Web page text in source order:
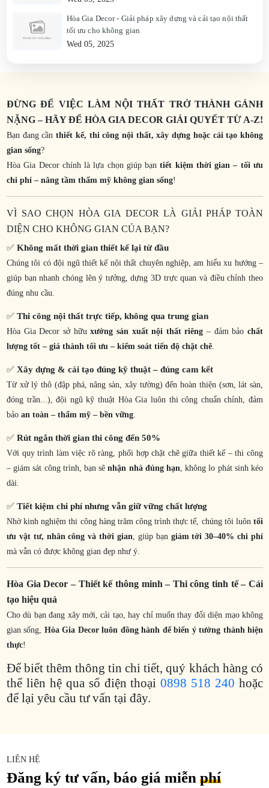
Hòa Gia Decor - Giải pháp xây dựng và cải tạo nội thất
tối ưu cho không gian
Wed 05, 2025
ĐỪNG ĐỂ VIỆC LÀM NỘI THẤT TRỞ THÀNH GÁNH
NẶNG – HÃY ĐỂ HÒA GIA DECOR GIẢI QUYẾT TỪ A-Z!
Bạn đang cần thiết kế, thi công nội thất, xây dựng hoặc cải tạo không
gian sống?
Hòa Gia Decor chính là lựa chọn giúp bạn tiết kiệm thời gian – tối ưu
chi phí – nâng tầm thẩm mỹ không gian sống!
VÌ SAO CHỌN HÒA GIA DECOR LÀ GIẢI PHÁP TOÀN
DIỆN CHO KHÔNG GIAN CỦA BẠN?
✅ Không mất thời gian thiết kế lại từ đầu
Chúng tôi có đội ngũ thiết kế nội thất chuyên nghiệp, am hiểu xu hướng –
giúp bạn nhanh chóng lên ý tưởng, dựng 3D trực quan và điều chỉnh theo
đúng nhu cầu.
✅ Thi công nội thất trực tiếp, không qua trung gian
Hòa Gia Decor sở hữu xưởng sản xuất nội thất riêng– đảm bảo chất
lượng tốt – giá thành tối ưu – kiểm soát tiến độ chặt chẽ.
✅ Xây dựng & cải tạo đúng kỹ thuật – đúng cam kết
Từ xử lý thô (đập phá, nâng sàn, xây tường) đến hoàn thiện (sơn, lát sàn,
đóng trần...), đội ngũ kỹ thuật Hòa Gia luôn thi công chuẩn chỉnh, đảm
bảo an toàn – thẩm mỹ – bền vững.
✅ Rút ngắn thời gian thi công đến 50%
Với quy trình làm việc rõ ràng, phối hợp chặt chẽ giữa thiết kế – thi công
– giám sát công trình, bạn sẽ nhận nhà đúng hạn, không lo phát sinh kéo
dài.
✅ Tiết kiệm chi phí nhưng vẫn giữ vững chất lượng
Nhờ kinh nghiệm thi công hàng trăm công trình thực tế, chúng tôi luôn tối
ưu vật tư, nhân công và thời gian, giúp bạn giảm tới 30–40% chi phí
mà vẫn có được không gian đẹp như ý.
Hòa Gia Decor – Thiết kế thông minh – Thi công tinh tế – Cải
tạo hiệu quả
Cho dù bạn đang xây mới, cải tạo, hay chỉ muốn thay đổi diện mạo không
gian sống, Hòa Gia Decor luôn đồng hành để biến ý tưởng thành hiện
thực!
Để biết thêm thông tin chi tiết, quý khách hàng có
thể liên hệ qua số điện thoại 0898 518 240 hoặc
để lại yêu cầu tư vấn tại đây.
LIÊN HỆ
Đăng ký tư vấn, báo giá miễn phí